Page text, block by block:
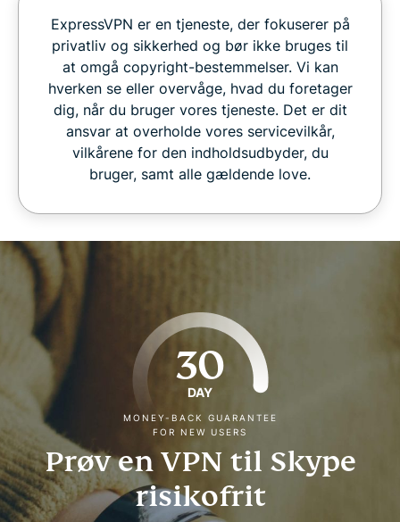
ExpressVPN er en tjeneste, der fokuserer på
privatliv og sikkerhed og bør ikke bruges til
at omgå copyright-bestemmelser. Vi kan
hverken se eller overvåge, hvad du foretager
dig, når du bruger vores tjeneste. Det er dit
ansvar at overholde vores servicevilkår,
vilkårene for den indholdsudbyder, du
bruger, samt alle gældende love.
30
DAY
MONEY-BACK GUARANTEE
FOR NEW USERS
Prøv en VPN til Skype
risikofrit